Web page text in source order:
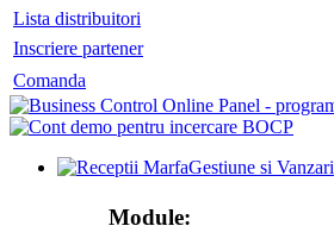
Lista distribuitori
Inscriere partener
Comanda
Gestiune si Vanzari
Module: